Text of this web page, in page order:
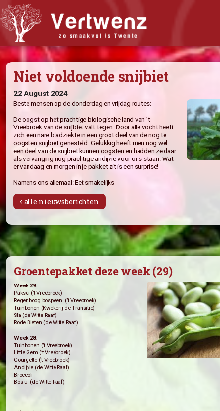
Biologisch abonnement
Abonnement Bestellen
Bijbestellen
Iets doorgeven?
Nieuwsflits
Winkel
Wat vindt u van Vertwenz?
Niet voldoende snijbiet
22 August 2024
Beste mensen op de donderdag en vrijdag routes:
De oogst op het prachtige biologische land van ’t
Vreebroek van de snijbiet valt tegen. Door alle vocht heeft
zich een nare bladziekte in een groot deel van de nog te
oogsten snijbiet genesteld. Gelukkig heeft men nog wel
een deel van de snijbiet kunnen oogsten en hadden ze daar
als vervanging nog prachtige andijvie voor ons staan. Wat
er vandaag en morgen in je pakket zit is een surprise!
Namens ons allemaal: Eet smakelijks
alle nieuwsberichten
Groentepakket deze week (29)
Week 29:
Paksoi (’t Vreebroek)
Regenboog bospeen (’t Vreebroek)
Tuinbonen (Kwekerij de Transitie)